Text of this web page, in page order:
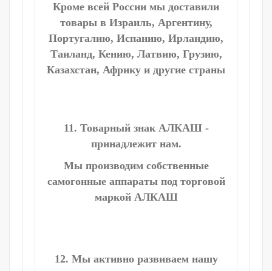
Кроме всей России мы доставили
товары в Израиль, Аргентину,
Португалию, Испанию, Ирландию,
Таиланд, Кению, Латвию, Грузию,
Казахстан, Африку и другие страны
11. Товарный знак АЛКАШ -
принадлежит нам.
Мы производим собственные
самогонные аппараты под торговой
маркой АЛКАШ
12. Мы активно развиваем нашу